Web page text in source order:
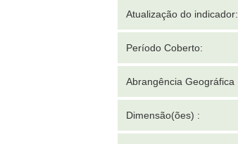
Atualização do indicador:
Período Coberto:
Abrangência Geográfica
Dimensão(ões) :